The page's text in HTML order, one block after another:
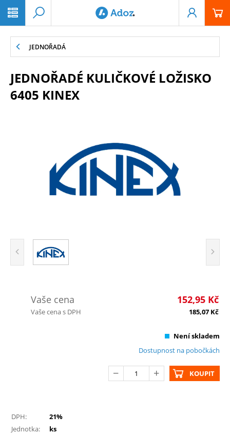
JEDNOŘADÁ
JEDNOŘADÉ KULIČKOVÉ LOŽISKO
6405 KINEX
Vaše cena 152,95 Kč
Vaše cena s DPH 185,07 Kč
Není skladem
Dostupnost na pobočkách
KOUPIT
DPH:
21%
Jednotka:
ks